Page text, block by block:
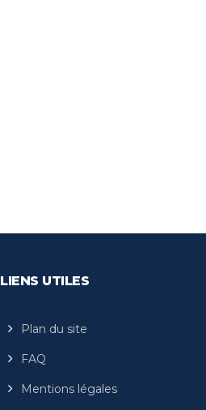
LIENS UTILES
Plan du site
FAQ
Mentions légales